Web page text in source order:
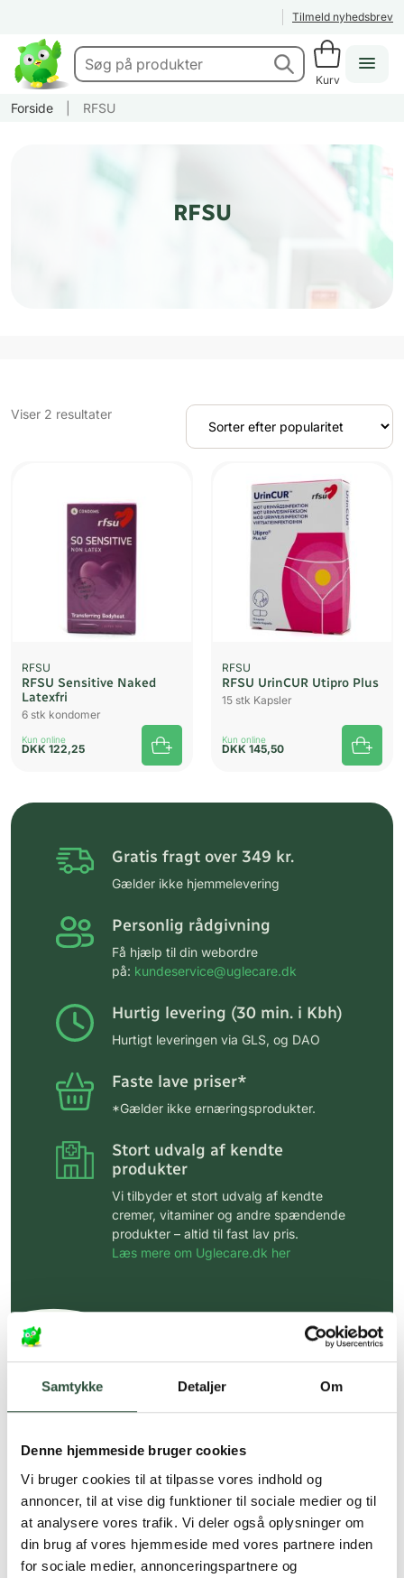
Samtykke Detaljer Om
Denne hjemmeside bruger cookies
Vi bruger cookies til at tilpasse vores indhold og
annoncer, til at vise dig funktioner til sociale medier og til
at analysere vores trafik. Vi deler også oplysninger om
din brug af vores hjemmeside med vores partnere inden
for sociale medier, annonceringspartnere og
Tilmeld nyhedsbrev
Kurv
Forside RFSU
RFSU
Viser 2 resultaterSorteret
RFSU
RFSU Sensitive Naked
Latexfri
6 stk kondomer
Kun online
DKK 122,25
RFSU
RFSU UrinCUR Utipro Plus
15 stk Kapsler
Kun online
DKK 145,50
Gratis fragt over 349 kr.
Gælder ikke hjemmelevering
Personlig rådgivning
Få hjælp til din webordre
på: kundeservice@uglecare.dk
Hurtig levering (30 min. i Kbh)
Hurtigt leveringen via GLS, og DAO
Faste lave priser*
*Gælder ikke ernæringsprodukter.
Stort udvalg af kendte
produkter
Vi tilbyder et stort udvalg af kendte
cremer, vitaminer og andre spændende
produkter – altid til fast lav pris.
Læs mere om Uglecare.dk her